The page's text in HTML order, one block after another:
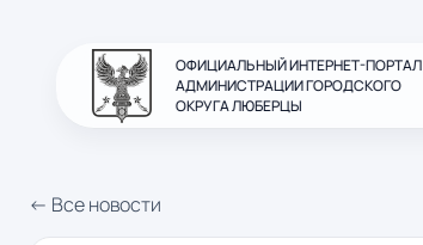
ОФИЦИАЛЬНЫЙ ИНТЕРНЕТ-ПОРТАЛ
АДМИНИСТРАЦИИ ГОРОДСКОГО
ОКРУГА ЛЮБЕРЦЫ
← Все новости